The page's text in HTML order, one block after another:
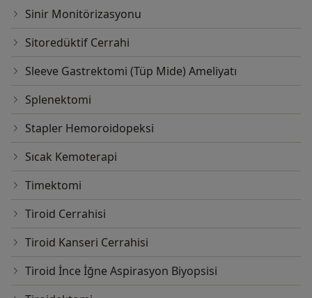
Sinir Monitörizasyonu
Sitoredüktif Cerrahi
Sleeve Gastrektomi (Tüp Mide) Ameliyatı
Splenektomi
Stapler Hemoroidopeksi
Sıcak Kemoterapi
Timektomi
Tiroid Cerrahisi
Tiroid Kanseri Cerrahisi
Tiroid İnce İğne Aspirasyon Biyopsisi